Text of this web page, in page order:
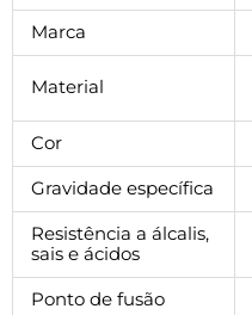
Marca
Material
Cor
Gravidade específica
Resistência a álcalis,
sais e ácidos
Ponto de fusão